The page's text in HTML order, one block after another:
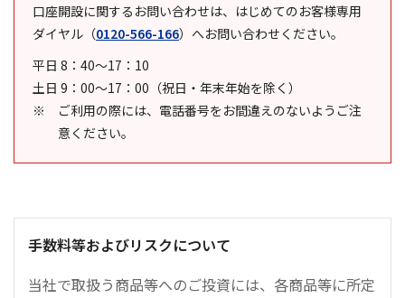
口座開設に関するお問い合わせは、はじめてのお客様専用
ダイヤル （0120-566-166） へお問い合わせください。
平日 8：40～17：10
土日 9：00～17：00（祝日・年末年始を除く）
ご利用の際には、電話番号をお間違えのないようご注
意ください。
手数料等およびリスクについて
当社で取扱う商品等へのご投資には、各商品等に所定